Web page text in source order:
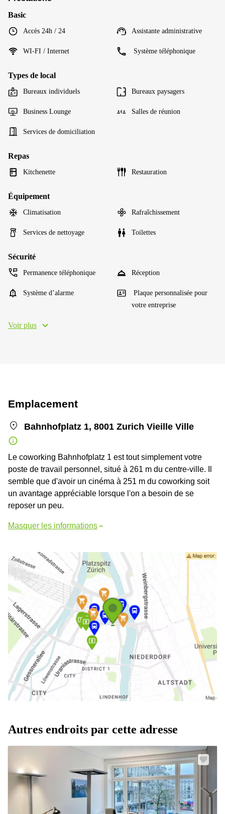
Basic
Accès 24h / 24 Assistante administrative
WI-FI / Internet Système téléphonique
Types de local
Bureaux individuels Bureaux paysagers
Business Lounge Salles de réunion
Services de domiciliation
Repas
Kitchenette Restauration
Équipement
Climatisation Rafraîchissement
Services de nettoyage Toilettes
Sécurité
Permanence téléphonique Réception
Système d’alarme
Plaque personnalisée pour
votre entreprise
Voir plus
Emplacement
Bahnhofplatz 1, 8001 Zurich Vieille Ville
Le coworking Bahnhofplatz 1 est tout simplement votre
poste de travail personnel, situé à 261 m du centre-ville. Il
semble que d'avoir un cinéma à 251 m du coworking soit
un avantage appréciable lorsque l'on a besoin de se
reposer un peu.
Masquer les informations
Autres endroits par cette adresse